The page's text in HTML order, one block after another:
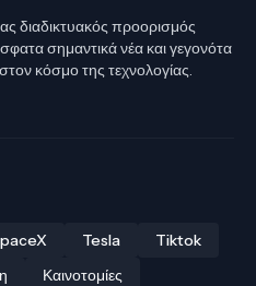
διαδικτυακός προορισμός
σημαντικά νέα και γεγονότα
στον κόσμο της τεχνολογίας.
Tesla
Tiktok
Καινοτομίες